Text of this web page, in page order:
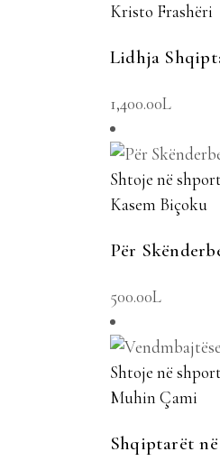
Kristo Frashëri
Lidhja
1,400.00L
Shtoje në
Kasem Biçoku
Për
500.00L
Shtoje në
Muhin Çami
Shqiptarët